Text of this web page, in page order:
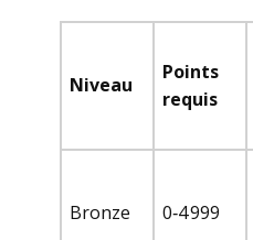
Niveau
Points
requis
Bronze 0‑4 999